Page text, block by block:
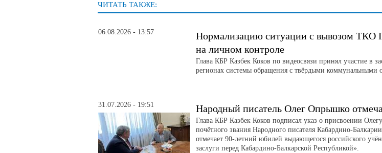
ЧИТАТЬ ТАКЖЕ:
06.08.2026 - 13:57
Нормализацию ситуации с вывозом ТКО
на личном контроле
Глава КБР Казбек Коков по видеосвязи принял участие в
регионах системы обращения с твёрдыми коммунальными
31.07.2026 - 19:51 Народный писатель Олег Опрышко
Глава КБР Казбек Коков подписал указ о присвоении
почётного звания Народного писателя Кабардино-
отмечает 90-летний юбилей выдающегося российского
заслуги перед Кабардино-Балкарской Республикой».